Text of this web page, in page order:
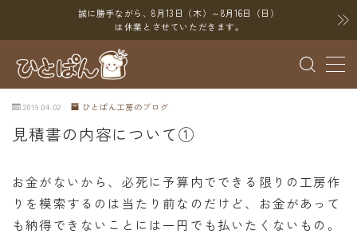
誠に勝手ながら、8月13日（木）～8月16日（日）
は休業とさせていただきます。
MENU
ブログ
YouTube
X（Twitter）
2019.04.02 ひとぱん工房のブログ
見積書の内容について①
お金がないから、必死に予算内でできる限りの工房作
りを模索するのは当たり前なのだけど、お金があって
も納得できないことには一円でも払いたくないもの。